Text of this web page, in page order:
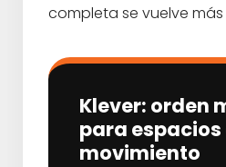
completa se vuelve más
Klever: orden
para
movimiento